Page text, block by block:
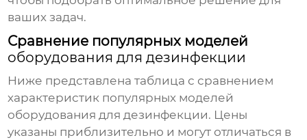
ваших задач.
Сравнение популярных моделей
оборудования для дезинфекции
Ниже представлена таблица с сравнением
характеристик популярных моделей
оборудования для дезинфекции. Цены
указаны приблизительно и могут отличаться в